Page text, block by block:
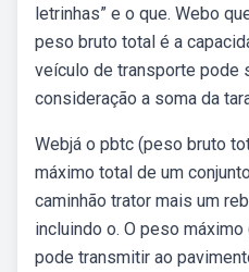
letrinhas” e o que. Webo
peso bruto total é a
veículo de transporte pode
consideração a soma da
Webjá o pbtc (peso bruto
máximo total de um
caminhão trator mais um
incluindo o. O peso
pode transmitir ao